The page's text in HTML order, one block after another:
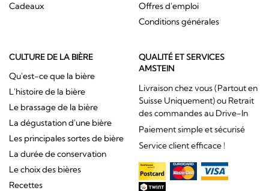
Cadeaux
Offres d'emploi
Conditions générales
CULTURE DE LA BIÈRE
Qu'est-ce que la bière
L'histoire de la bière
Le brassage de la bière
La dégustation d'une bière
Les principales sortes de bière
La durée de conservation
Le choix des bières
Recettes
QUALITÉ ET SERVICES
AMSTEIN
Livraison chez vous (Partout en
Suisse Uniquement) ou Retrait
des commandes au Drive-In
Paiement simple et sécurisé
Service client efficace !